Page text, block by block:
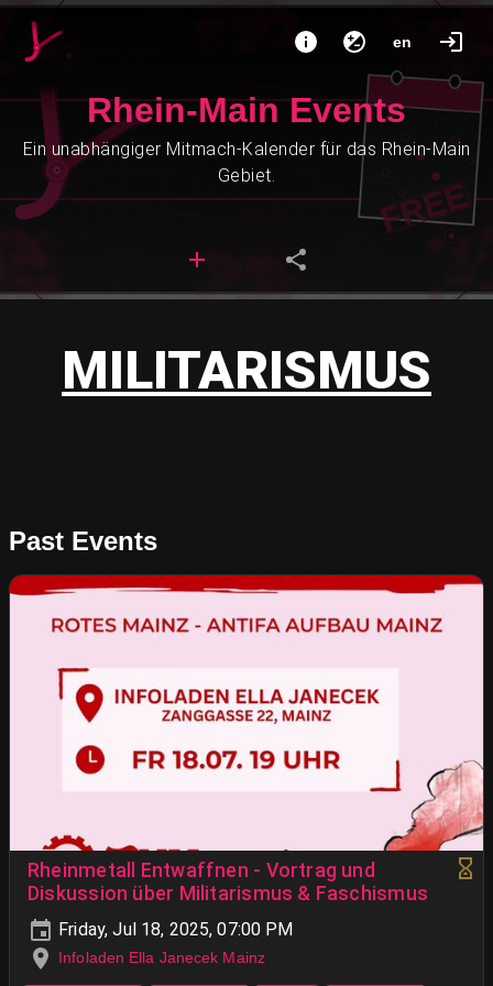
en
Rhein-Main Events
Ein unabhängiger Mitmach-Kalender für das Rhein-Main
Gebiet.
MILITARISMUS
Past Events
Rheinmetall Entwaffnen - Vortrag und
Diskussion über Militarismus & Faschismus
Friday, Jul 18, 2025, 07:00 PM
Infoladen Ella Janecek Mainz